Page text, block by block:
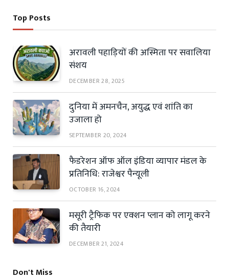
Top Posts
अरावली पहाड़ियों की अस्मिता पर सवालिया
संशय
DECEMBER 28, 2025
दुनिया में अमनचैन, अयुद्ध एवं शांति का
उजाला हो
SEPTEMBER 20, 2024
फैडरेशन ऑफ ऑल इंडिया व्यापार मंडल के
प्रतिनिधि: राजेश्वर पैन्यूली
OCTOBER 16, 2024
मसूरी ट्रैफिक पर एक्शन प्लान को लागू करने
की तैयारी
DECEMBER 21, 2024
Don't Miss